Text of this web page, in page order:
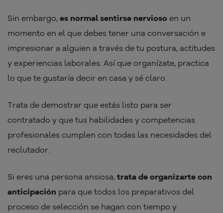
Sin embargo, es normal sentirse nervioso en un
momento en el que debes tener una conversación e
impresionar a alguien a través de tu postura, actitudes
y experiencias laborales. Así que organízate, practica
lo que te gustaría decir en casa y sé claro.
Trata de demostrar que estás listo para ser
contratado y que tus habilidades y competencias
profesionales cumplen con todas las necesidades del
reclutador.
Si eres una persona ansiosa, trata de organizarte con
anticipación para que todos los preparativos del
proceso de selección se hagan con tiempo y